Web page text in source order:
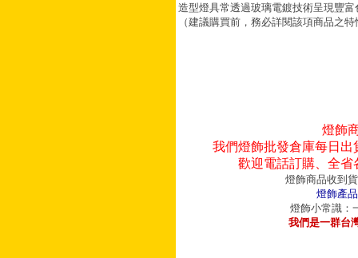
造型燈具常透過玻璃電鍍技術呈現豐
（建議購買前，務必詳閱該項商品之
燈飾
我們燈飾批發倉庫每日
歡迎電話訂購、全
燈飾商品收到
燈飾產
燈飾小常識：
我們是一群台